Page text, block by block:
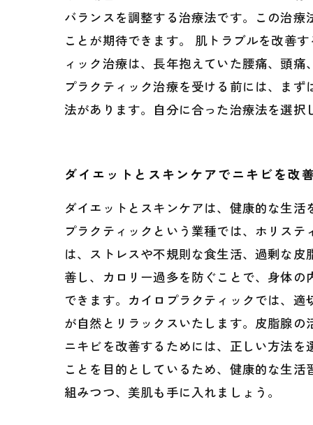
バランスを調整する治療法です。この治
ことが期待できます。 肌トラブルを改善
ィック治療は、長年抱えていた腰痛、頭
プラクティック治療を受ける前には、ま
法があります。自分に合った治療法を選
ダイエットとスキンケアでニキビを改
ダイエットとスキンケアは、健康的な生
プラクティックという業種では、ホリス
は、ストレスや不規則な食生活、過剰な
善し、カロリー過多を防ぐことで、身体
できます。カイロプラクティックでは、
が自然とリラックスいたします。皮脂腺
ニキビを改善するためには、正しい方法
ことを目的としているため、健康的な生
組みつつ、美肌も手に入れましょう。